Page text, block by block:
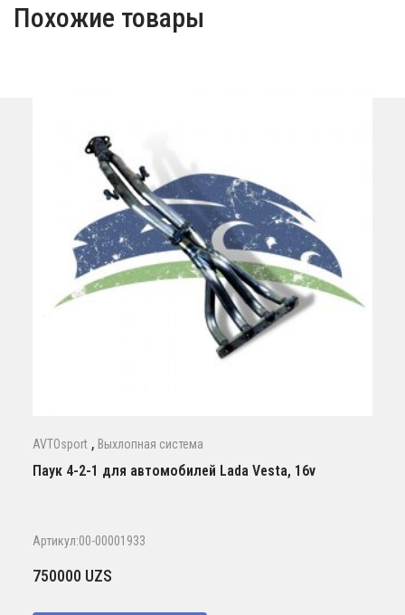
Похожие товары
AVTOsport , Выхлопная система
Паук 4-2-1 для автомобилей Lada Vesta, 16v
Артикул:00-00001933
750000 UZS